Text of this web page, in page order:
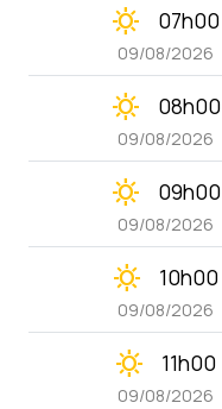
clear_day 07h00
09/08/2026
clear_day 08h00
09/08/2026
clear_day 09h00
09/08/2026
clear_day 10h00
09/08/2026
clear_day 11h00
09/08/2026